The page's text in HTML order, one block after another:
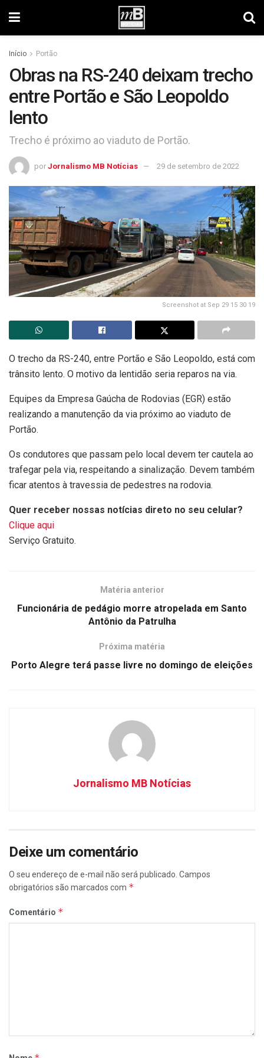
Início Portão
Obras na RS-240 deixam trecho
entre Portão e São Leopoldo
lento
Trecho é próximo ao viaduto de Portão.
por Jornalismo MB Notícias 29 de setembro de 2022
Screenshot at Sep 29 15 30 19
O trecho da RS-240, entre Portão e São Leopoldo, está com
trânsito lento. O motivo da lentidão seria reparos na via.
Equipes da Empresa Gaúcha de Rodovias (EGR) estão
realizando a manutenção da via próximo ao viaduto de
Portão.
Os condutores que passam pelo local devem ter cautela ao
trafegar pela via, respeitando a sinalização. Devem também
ficar atentos à travessia de pedestres na rodovia.
Quer receber nossas notícias direto no seu celular?
Clique aqui
Serviço Gratuito.
Matéria anterior
Funcionária de pedágio morre atropelada em Santo
Antônio da Patrulha
Próxima matéria
Porto Alegre terá passe livre no domingo de eleições
Jornalismo MB Notícias
Deixe um comentário
O seu endereço de e-mail não será publicado. Campos
obrigatórios são marcados com *
Comentário *